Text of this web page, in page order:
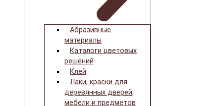
Абразивные
материалы
Каталоги цветовых
решений
Клей
Лаки, краски для
деревянных дверей,
мебели и предметов